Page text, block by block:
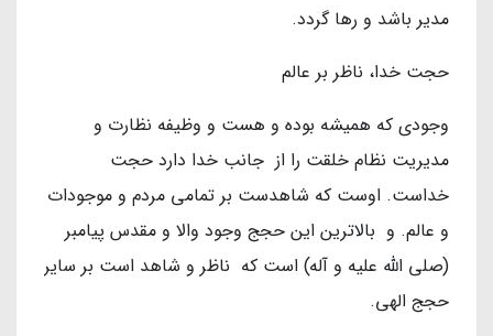
مدير باشد و رها گردد.
حجت خدا، ناظر بر عالم
وجودي كه هميشه بوده و هست و وظيفه نظارت و
مديريت نظام خلقت را از جانب خدا دارد حجت
خداست. اوست كه شاهدست بر تمامي مردم و موجودات
و عالم. و بالاترين اين حجج وجود والا و مقدس پيامبر
(صلي الله عليه و آله) است كه ناظر و شاهد است بر سایر
حجج الهي.